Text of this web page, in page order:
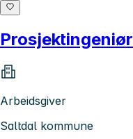
Prosjektingeniør
Arbeidsgiver
Saltdal kommune